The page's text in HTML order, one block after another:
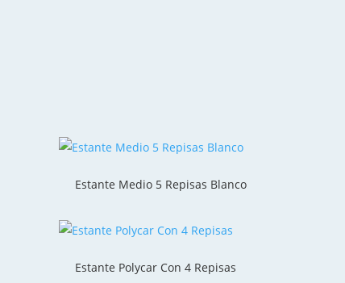
Estante Medio 5 Repisas Blanco
Estante Polycar Con 4 Repisas